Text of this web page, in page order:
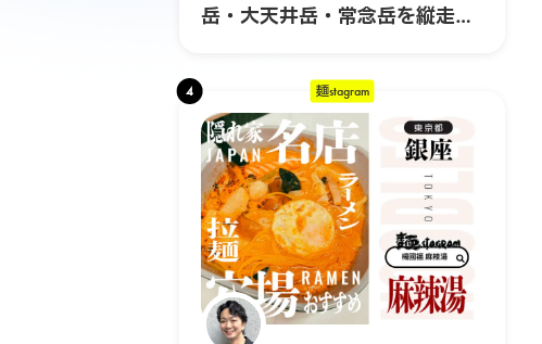
岳・大天井岳・常念岳を縦走す
4 麺stagram